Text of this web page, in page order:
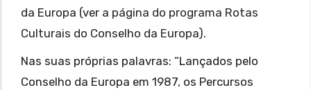
da Europa (ver a página do programa Rotas
Culturais do Conselho da Europa).
Nas suas próprias palavras: “Lançados pelo
Conselho da Europa em 1987, os Percursos